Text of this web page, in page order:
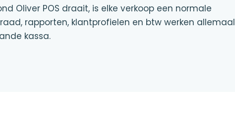
Oliver POS draait, is elke verkoop een normale
rapporten, klantprofielen en btw werken allemaal
kassa.